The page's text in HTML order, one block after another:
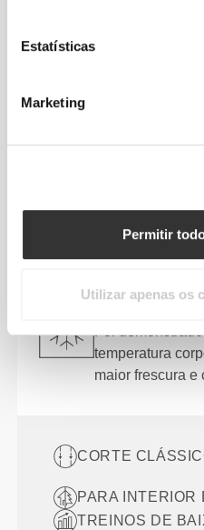
Estatísticas
Marketing
Permitir
Utilizar apenas os
odores graças
PROTEÇÃO UV
tua pele dos
torna esta peça
sol ou para usar
pele para
uma sensação
Foi
temperatura
maior frescura e
CORTE
PARA INTERIOR
TREINOS DE